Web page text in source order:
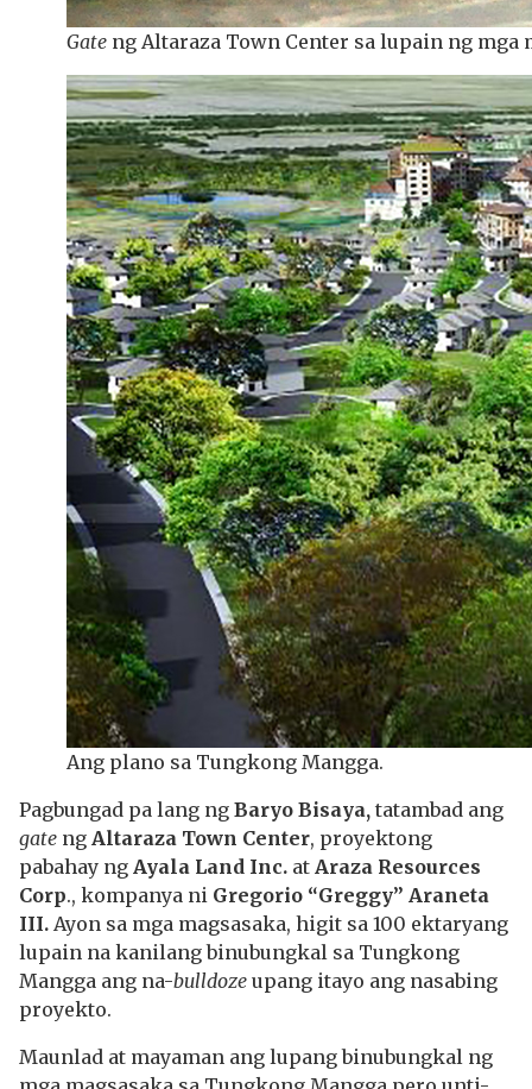
Gate ng Altaraza Town Center sa lupain ng mga
Ang plano sa Tungkong Mangga.
Pagbungad pa lang ng Baryo Bisaya, tatambad ang
gate ng Altaraza Town Center, proyektong
pabahay ng Ayala Land Inc. at Araza Resources
Corp., kompanya ni Gregorio “Greggy” Araneta
III. Ayon sa mga magsasaka, higit sa 100 ektaryang
lupain na kanilang binubungkal sa Tungkong
Mangga ang na-bulldoze upang itayo ang nasabing
proyekto.
Maunlad at mayaman ang lupang binubungkal ng